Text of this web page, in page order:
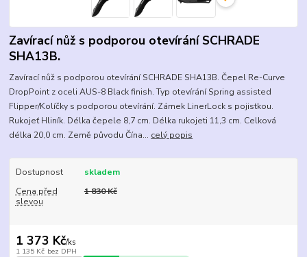
Zavírací nůž s podporou otevírání SCHRADE
SHA13B.
Zavírací nůž s podporou otevírání SCHRADE SHA13B. Čepel Re-Curve
DropPoint z oceli AUS-8 Black finish. Typ otevírání Spring assisted
Flipper/Kolíčky s podporou otevírání. Zámek LinerLock s pojistkou.
Rukojeť Hliník. Délka čepele 8,7 cm. Délka rukojeti 11,3 cm. Celková
délka 20,0 cm. Země původu Čína... celý popis
Dostupnost
skladem
Cena před
slevou
1 830 Kč
1 373 Kč/ks
1 135 Kč bez DPH